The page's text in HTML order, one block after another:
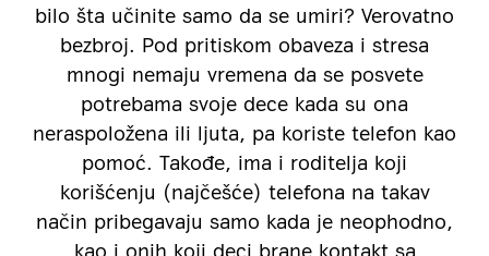
bilo šta učinite samo da se umiri? Verovatno
bezbroj. Pod pritiskom obaveza i stresa
mnogi nemaju vremena da se posvete
potrebama svoje dece kada su ona
neraspoložena ili ljuta, pa koriste telefon kao
pomoć. Takođe, ima i roditelja koji
korišćenju (najčešće) telefona na takav
način pribegavaju samo kada je neophodno,
kao i onih koji deci brane kontakt sa